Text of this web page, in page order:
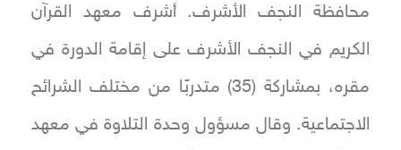
محافظة النجف الأشرف. أشرف معهد القرآن
الكريم في النجف الأشرف على إقامة الدورة في
مقره، بمشاركة (35) متدربًا من مختلف الشرائح
الاجتماعية. وقال مسؤول وحدة التلاوة في معهد